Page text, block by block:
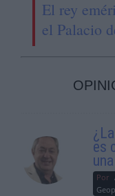
El rey
el Palacio
es
Por